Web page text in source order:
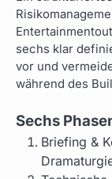
sechs klar
vor und
während des
Sechs
Briefing &